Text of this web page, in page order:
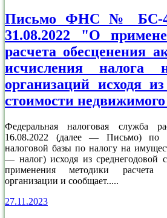
Письмо ФНС № БС-4-
31.08.2022 "О
расчета обесценения
исчисления налога
организаций исходя из
стоимости
Федеральная налоговая служба
16.08.2022 (далее — Письмо) по
налоговой базы по налогу на
— налог) исходя из среднегодовой
применения методики расчета
организации и сообщает.....
27.11.2023